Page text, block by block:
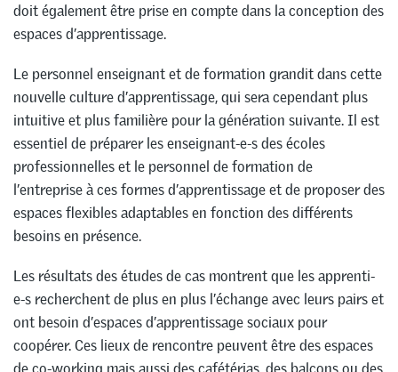
doit également être prise en compte dans la conception des
espaces d’apprentissage.
Le personnel enseignant et de formation grandit dans cette
nouvelle culture d’apprentissage, qui sera cependant plus
intuitive et plus familière pour la génération suivante. Il est
essentiel de préparer les enseignant-e-s des écoles
professionnelles et le personnel de formation de
l’entreprise à ces formes d’apprentissage et de proposer des
espaces flexibles adaptables en fonction des différents
besoins en présence.
Les résultats des études de cas montrent que les apprenti-
e-s recherchent de plus en plus l’échange avec leurs pairs et
ont besoin d’espaces d’apprentissage sociaux pour
coopérer. Ces lieux de rencontre peuvent être des espaces